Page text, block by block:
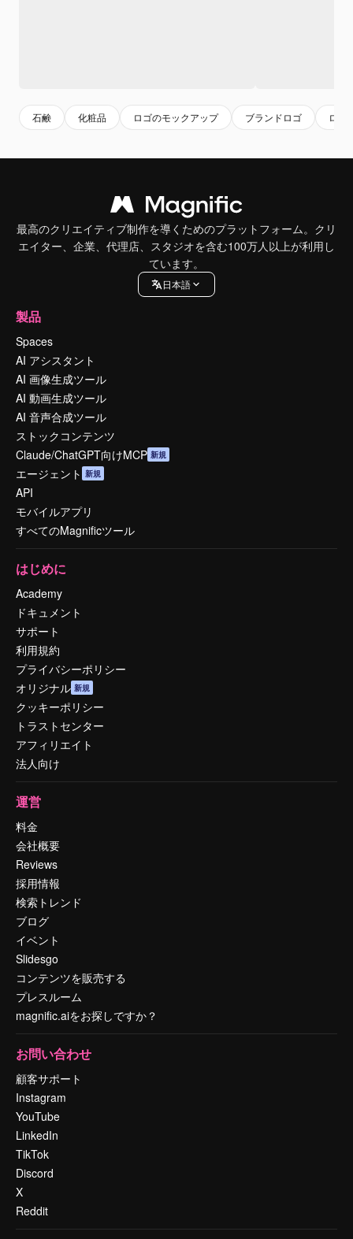
石鹸 化粧品 ロゴのモックアップ ブランドロゴ ロゴ
最高のクリエイティブ制作を導くためのプラットフォーム。クリ
エイター、企業、代理店、スタジオを含む100万人以上が利用し
ています。
日本語
製品
Spaces
AI アシスタント
AI 画像生成ツール
AI 動画生成ツール
AI 音声合成ツール
ストックコンテンツ
Claude/ChatGPT向けMCP 新規
エージェント 新規
API
モバイルアプリ
すべてのMagnificツール
はじめに
Academy
ドキュメント
サポート
利用規約
プライバシーポリシー
オリジナル 新規
クッキーポリシー
トラストセンター
アフィリエイト
法人向け
運営
料金
会社概要
Reviews
採用情報
検索トレンド
ブログ
イベント
Slidesgo
コンテンツを販売する
プレスルーム
magnific.aiをお探しですか？
お問い合わせ
顧客サポート
Instagram
YouTube
LinkedIn
TikTok
Discord
X
Reddit